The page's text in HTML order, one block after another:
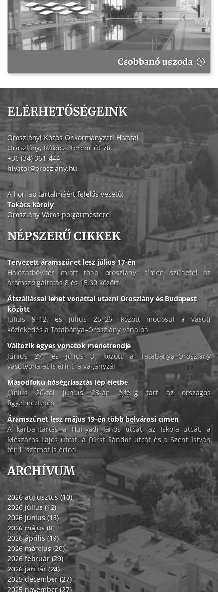
Csobbanó uszoda
ELÉRHETŐSÉGEINK
Oroszlányi Közös Önkormányzati Hivatal
Oroszlány, Rákóczi Ferenc út 78.
+36 (34) 361-444
hivatal@oroszlany.hu
A honlap tartalmáért felelős vezető:
Takács Károly
Oroszlány Város polgármestere
NÉPSZERŰ CIKKEK
Tervezett áramszünet lesz július 17-én
Hálózatbővítés miatt több oroszlányi címen szünetel az
áramszolgáltatás 8 és 15.30 között
Átszállással lehet vonattal utazni Oroszlány és Budapest
között
Július 9–12. és július 25–26. között módosul a vasúti
közlekedés a Tatabánya–Oroszlány vonalon
Változik egyes vonatok menetrendje
Június 27. és július 3. között a Tatabánya–Oroszlány
vasútvonalat is érinti a vágányzár
Másodfokú hőségriasztás lép életbe
Június 20-tól június 23-án éjfélig tart az országos
figyelmeztetés
Áramszünet lesz május 19-én több belvárosi címen
A karbantartás a Hunyadi János utcát, az Iskola utcát, a
Mészáros Lajos utcát, a Fürst Sándor utcát és a Szent István
tér 1. számot is érinti.
ARCHÍVUM
2026 augusztus (10)
2026 július (12)
2026 június (16)
2026 május (8)
2026 április (19)
2026 március (20)
2026 február (29)
2026 január (24)
2025 december (27)
2025 november (27)